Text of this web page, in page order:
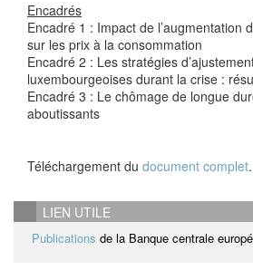
Encadrés
Encadré 1 : Impact de l’augmentation
sur les prix à la consommation
Encadré 2 : Les stratégies
luxembourgeoises durant la crise :
Encadré 3 : Le chômage de longue
aboutissants
Téléchargement du document complet.
LIEN UTILE
Publications de la Banque centrale